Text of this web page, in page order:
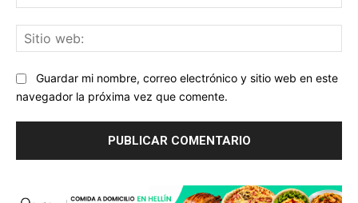
Guardar mi nombre, correo electrónico y sitio web en este
navegador la próxima vez que comente.